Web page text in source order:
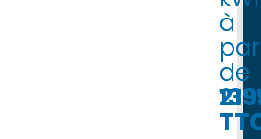
à
de
à
de